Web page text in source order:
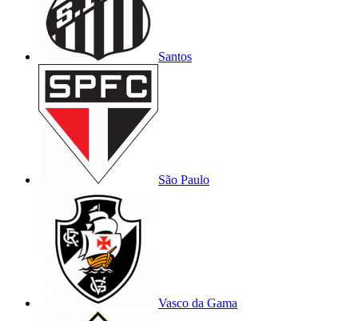
Santos
São Paulo
Vasco da Gama